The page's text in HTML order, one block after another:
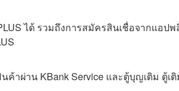
ได้ รวมถึงการสมัครสินเชื่อจากแอป
ค้าผ่าน KBank Service และตู้บุญเติม ตู้เ